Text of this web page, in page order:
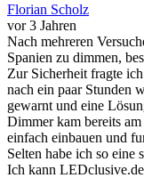
Florian Scholz
vor 3 Jahren
Nach mehreren
Spanien zu dimmen,
Zur Sicherheit fragte
nach ein paar Stunden
gewarnt und eine
Dimmer kam bereits
einfach einbauen und
Selten habe ich so eine
Ich kann